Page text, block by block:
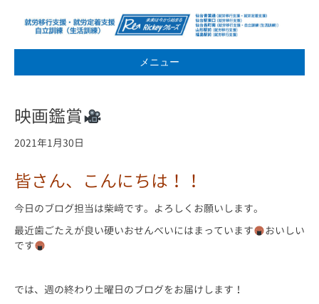
メニュー
映画鑑賞
2021年1月30日
皆さん、こんにちは！！
今日のブログ担当は柴﨑です。よろしくお願いします。
最近歯ごたえが良い硬いおせんべいにはまっています
おいしい
です
では、週の終わり土曜日のブログをお届けします！